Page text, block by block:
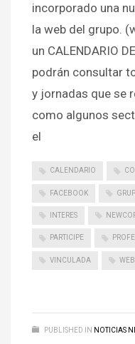
incorporado una
la web del grupo.
un CALENDARIO
podrán consultar
y jornadas que se
como algunos
el
CALENDARIO
FACEBOOK
INTERES
PARTICIPE
VINCULADA WEB
PUBLISHED IN NOTICIAS